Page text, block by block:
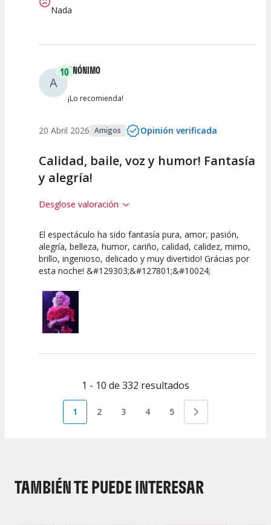
Nada
A
10ANÓNIMO
¡Lo recomienda!
20 Abril 2026 Amigos Opinión verificada
Calidad, baile, voz y humor! Fantasía
y alegría!
Desglose valoración
10
Calidad del
Espectáculo
10
Puesta en
Escena
10
Interpretación
artística
El espectáculo ha sido fantasía pura, amor, pasión,
alegría, belleza, humor, cariño, calidad, calidez, mimo,
brillo, ingenioso, delicado y muy divertido! Grácias por
esta noche! &#129303;&#127801;&#10024;
1 - 10 de 332 resultados
1 2 3 4 5
TAMBIÉN TE PUEDE INTERESAR